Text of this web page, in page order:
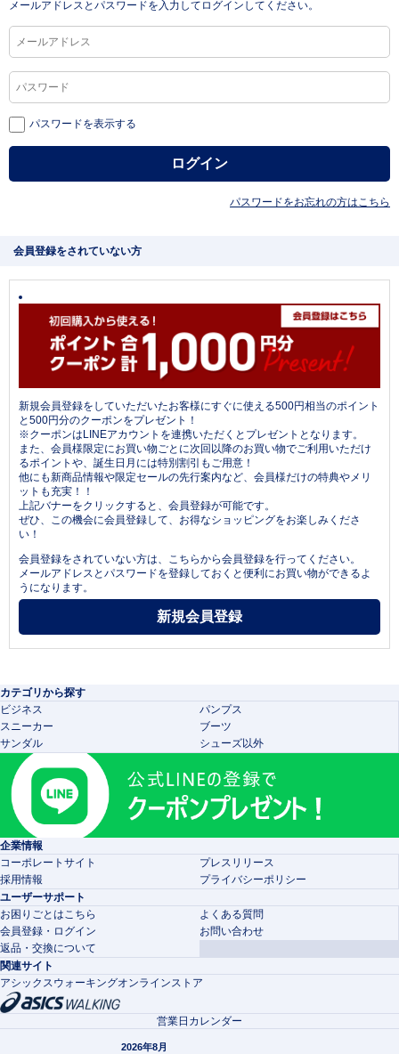
メールアドレスとパスワードを入力してログインしてください。
パスワードを表示する
パスワードをお忘れの方はこちら
会員登録をされていない方
新規会員登録をしていただいたお客様にすぐに使える500円相当のポイント
と500円分のクーポンをプレゼント！
※クーポンはLINEアカウントを連携いただくとプレゼントとなります。
また、会員様限定にお買い物ごとに次回以降のお買い物でご利用いただけ
るポイントや、誕生日月には特別割引もご用意！
他にも新商品情報や限定セールの先行案内など、会員様だけの特典やメリ
ットも充実！！
上記バナーをクリックすると、会員登録が可能です。
ぜひ、この機会に会員登録して、お得なショッピングをお楽しみくださ
い！
会員登録をされていない方は、こちらから会員登録を行ってください。
メールアドレスとパスワードを登録しておくと便利にお買い物ができるよ
うになります。
カテゴリから探す
ビジネス
パンプス
スニーカー
ブーツ
サンダル
シューズ以外
企業情報
コーポレートサイト
プレスリリース
採用情報
プライバシーポリシー
ユーザーサポート
お困りごとはこちら
よくある質問
会員登録・ログイン
お問い合わせ
返品・交換について
関連サイト
アシックスウォーキングオンラインストア
営業日カレンダー
2026年8月